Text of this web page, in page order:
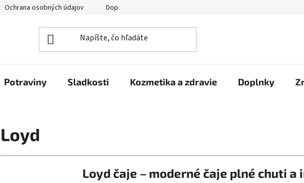
Ochrana osobných údajov Doprava a platba
Potraviny Sladkosti Kozmetika a zdravie Doplnky
Loyd
Loyd čaje – moderné čaje plné chuti a